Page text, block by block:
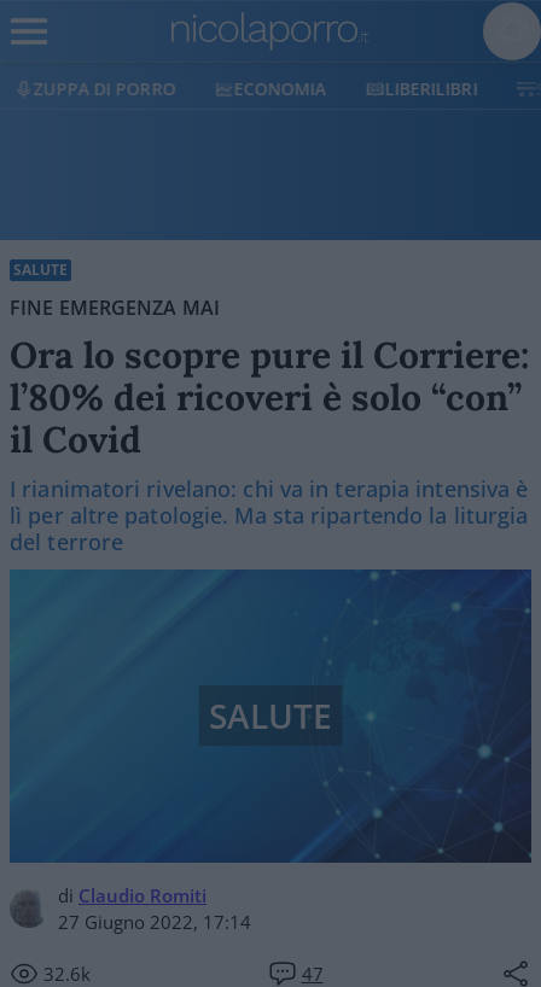
ECONOMIA LIBERILIBRI SHOP SOSTIENICI
SALUTE
FINE EMERGENZA MAI
Ora lo scopre pure il Corriere:
l’80% dei ricoveri è solo “con”
il Covid
I rianimatori rivelano: chi va in terapia intensiva è
lì per altre patologie. Ma sta ripartendo la liturgia
del terrore
di Claudio Romiti
27 Giugno 2022, 17:14
32.6k 47
SALUTE